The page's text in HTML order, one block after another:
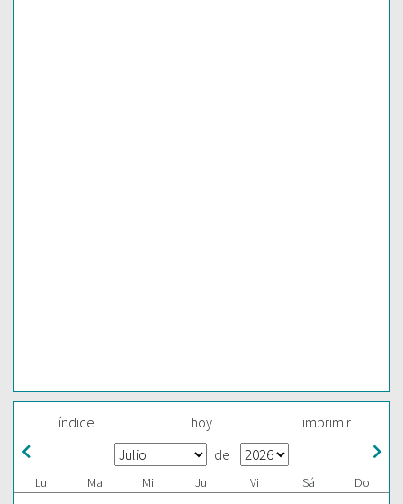
índice hoy imprimir
de
Lu Ma Mi Ju Vi Sá
Do